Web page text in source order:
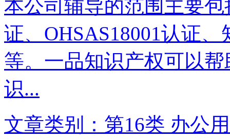
本公司辅导的范围主要包
证、OHSAS18001认证
等。一品知识产权可以
识...
文章类别：第16类 办公